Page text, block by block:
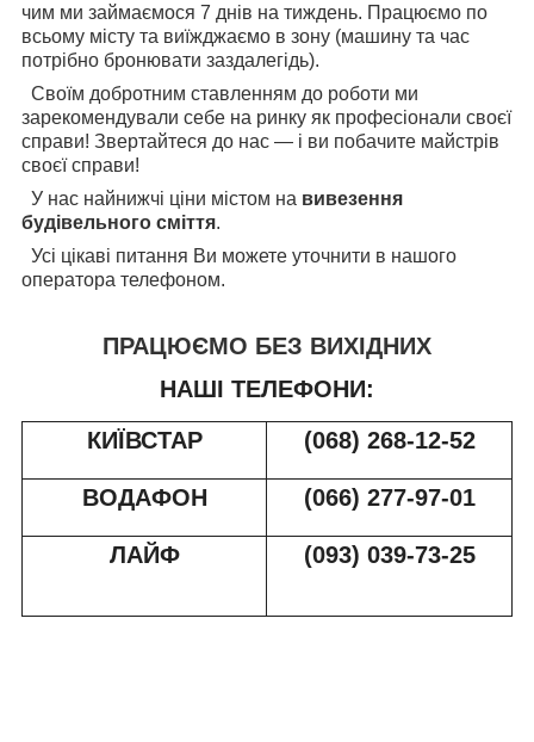
чим ми займаємося 7 днів на тиждень. Працюємо по
всьому місту та виїжджаємо в зону (машину та час
потрібно бронювати заздалегідь).
Своїм добротним ставленням до роботи ми
зарекомендували себе на ринку як професіонали своєї
справи! Звертайтеся до нас — і ви побачите майстрів
своєї справи!
У нас найнижчі ціни містом на вивезення
будівельного сміття.
Усі цікаві питання Ви можете уточнити в нашого
оператора телефоном.
ПРАЦЮЄМО БЕЗ ВИХІДНИХ
НАШІ ТЕЛЕФОНИ:
КИЇВСТАР
(068) 268-12-52
ВОДАФОН (066) 277-97-01
ЛАЙФ (093) 039-73-25